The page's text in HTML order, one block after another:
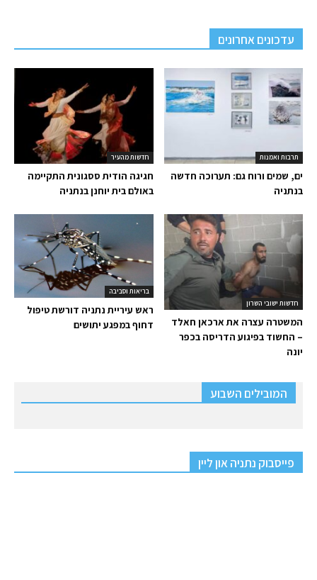
עדכונים אחרונים
חדשות מהעיר
חגיגה הודית ססגונית התקיימה
באולם בית יוחנן בנתניה
תרבות ואמנות
ים, שמים ורוח גם: תערוכה חדשה
בנתניה
בריאות וסביבה
ראש עיריית נתניה דורשת טיפול
דחוף במפגע יתושים
חדשות ישובי השרון
המשטרה עצרה את ארכאן חאלד
– החשוד בפיגוע הדריסה בכפר
יונה
המובילים השבוע
פייסבוק נתניה און ליין